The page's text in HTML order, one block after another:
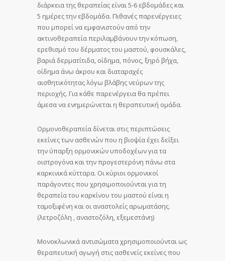
διάρκεια της θεραπείας είναι 5-6 εβδομάδες και
5 ημέρες την εβδομάδα. Πιθανές παρενέργειες
που μπορεί να εμφανιστούν από την
ακτινοθεραπεία περιλαμβάνουν την κόπωση,
ερεθισμό του δέρματος του μαστού, φουσκάλες,
βαριά δερματίτιδα, οίδημα, πόνος, ξηρό βήχα,
οίδημα άνω άκρου και διαταραχές
αισθητικότητας λόγω βλάβης νεύρων της
περιοχής. Για κάθε παρενέργεια θα πρέπει
άμεσα να ενημερώνεται η θεραπευτική ομάδα.
Ορμονοθεραπεία δίνεται στις περιπτώσεις
εκείνες των ασθενών που η βιοψία έχει δείξει
την ύπαρξη ορμονικών υποδοχέων για τα
οιστρογόνα και την προγεστερόνη πάνω στα
καρκινικά κύτταρα. Οι κύριοι ορμονικοί
παράγοντες που χρησιμοποιούνται για τη
θεραπεία του καρκίνου του μαστού είναι η
ταμοξιφένη και οι αναστολείς αρωματάσης.
(λετροζόλη , αναστοζόλη, εξεμεστάνη)
Μονοκλωνικά αντισώματα χρησιμοποιούνται ως
θεραπευτική αγωγή στις ασθενείς εκείνες που